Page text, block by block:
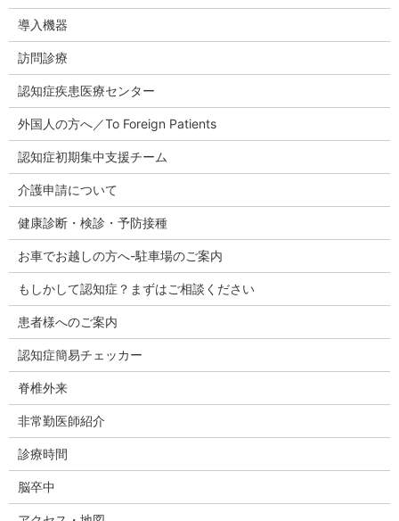
導入機器
訪問診療
認知症疾患医療センター
外国人の方へ／To Foreign Patients
認知症初期集中支援チーム
介護申請について
健康診断・検診・予防接種
お車でお越しの方へ-駐車場のご案内
もしかして認知症？まずはご相談ください
患者様へのご案内
認知症簡易チェッカー
脊椎外来
非常勤医師紹介
診療時間
脳卒中